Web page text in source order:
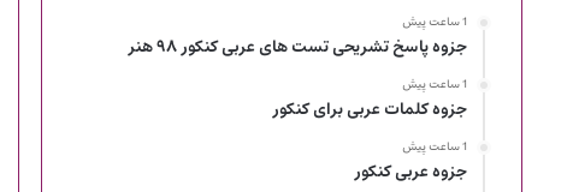
1 ساعت پیش
جزوه پاسخ تشریحی تست های عربی کنکور ۹۸ هنر
1 ساعت پیش
جزوه کلمات عربی برای کنکور
1 ساعت پیش
جزوه عربی کنکور